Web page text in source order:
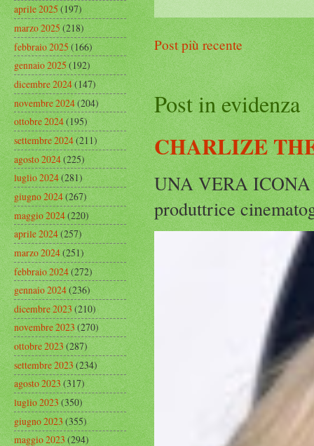
Post più recente
Post in evidenza
CHARLIZE
UNA VERA ICONA
produttrice
aprile 2025(197)
marzo 2025(218)
febbraio 2025(166)
gennaio 2025(192)
dicembre 2024(147)
novembre 2024(204)
ottobre 2024(195)
settembre 2024(211)
agosto 2024(225)
luglio 2024(281)
giugno 2024(267)
maggio 2024(220)
aprile 2024(257)
marzo 2024(251)
febbraio 2024(272)
gennaio 2024(236)
dicembre 2023(210)
novembre 2023(270)
ottobre 2023(287)
settembre 2023(234)
agosto 2023(317)
luglio 2023(350)
giugno 2023(355)
maggio 2023(294)